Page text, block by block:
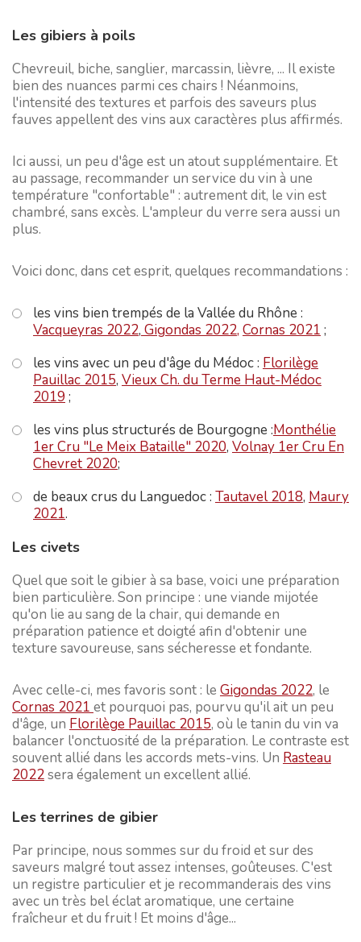
Les gibiers à poils
Chevreuil, biche, sanglier, marcassin, lièvre, ... Il existe
bien des nuances parmi ces chairs ! Néanmoins,
l'intensité des textures et parfois des saveurs plus
fauves appellent des vins aux caractères plus affirmés.
Ici aussi, un peu d'âge est un atout supplémentaire. Et
au passage, recommander un service du vin à une
température "confortable" : autrement dit, le vin est
chambré, sans excès. L'ampleur du verre sera aussi un
plus.
Voici donc, dans cet esprit, quelques recommandations :
les vins bien trempés de la Vallée du Rhône :
Vacqueyras 2022, Gigondas 2022, Cornas 2021 ;
les vins avec un peu d'âge du Médoc : Florilège
Pauillac 2015, Vieux Ch. du Terme Haut-Médoc
2019 ;
les vins plus structurés de Bourgogne :Monthélie
1er Cru "Le Meix Bataille" 2020, Volnay 1er Cru En
Chevret 2020;
de beaux crus du Languedoc : Tautavel 2018, Maury
2021.
Les civets
Quel que soit le gibier à sa base, voici une préparation
bien particulière. Son principe : une viande mijotée
qu'on lie au sang de la chair, qui demande en
préparation patience et doigté afin d'obtenir une
texture savoureuse, sans sécheresse et fondante.
Avec celle-ci, mes favoris sont : le Gigondas 2022, le
Cornas 2021 et pourquoi pas, pourvu qu'il ait un peu
d'âge, un Florilège Pauillac 2015, où le tanin du vin va
balancer l'onctuosité de la préparation. Le contraste est
souvent allié dans les accords mets-vins. Un Rasteau
2022sera également un excellent allié.
Les terrines de gibier
Par principe, nous sommes sur du froid et sur des
saveurs malgré tout assez intenses, goûteuses. C'est
un registre particulier et je recommanderais des vins
avec un très bel éclat aromatique, une certaine
fraîcheur et du fruit ! Et moins d'âge...